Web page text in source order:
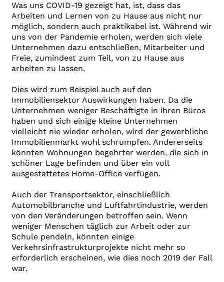
Was uns COVID-19 gezeigt hat, ist, dass das
Arbeiten und Lernen von zu Hause aus nicht nur
möglich, sondern auch praktikabel ist. Während wir
uns von der Pandemie erholen, werden sich viele
Unternehmen dazu entschließen, Mitarbeiter und
Freie, zumindest zum Teil, von zu Hause aus
arbeiten zu lassen.
Dies wird zum Beispiel auch auf den
Immobiliensektor Auswirkungen haben. Da die
Unternehmen weniger Beschäftigte in ihren Büros
haben und sich einige kleine Unternehmen
vielleicht nie wieder erholen, wird der gewerbliche
Immobilienmarkt wohl schrumpfen. Andererseits
könnten Wohnungen begehrter werden, die sich in
schöner Lage befinden und über ein voll
ausgestattetes Home-Office verfügen.
Auch der Transportsektor, einschließlich
Automobilbranche und Luftfahrtindustrie, werden
von den Veränderungen betroffen sein. Wenn
weniger Menschen täglich zur Arbeit oder zur
Schule pendeln, könnten einige
Verkehrsinfrastrukturprojekte nicht mehr so
erforderlich erscheinen, wie dies noch 2019 der Fall
war.